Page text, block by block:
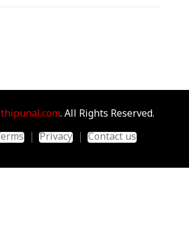
. All Rights Reserved.
Privacy Contact us